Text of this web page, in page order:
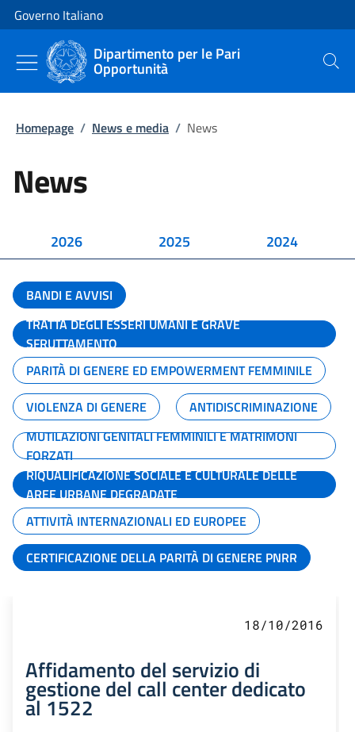
Vai al contenuto
Vai alla navigazione del sito
Governo Italiano
Dipartimento per le Pari
Opportunità Cerca
Homepage / News e media / News
News
2026 2025 2024
BANDI E AVVISI
TRATTA DEGLI ESSERI UMANI E GRAVE
SFRUTTAMENTO
PARITÀ DI GENERE ED EMPOWERMENT FEMMINILE
VIOLENZA DI GENERE
ANTIDISCRIMINAZIONE
MUTILAZIONI GENITALI FEMMINILI E MATRIMONI
FORZATI
RIQUALIFICAZIONE SOCIALE E CULTURALE DELLE
AREE URBANE DEGRADATE
ATTIVITÀ INTERNAZIONALI ED EUROPEE
CERTIFICAZIONE DELLA PARITÀ DI GENERE PNRR
18/10/2016
Affidamento del servizio di
gestione del call center dedicato
al 1522